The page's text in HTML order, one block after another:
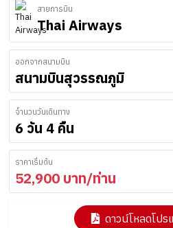
สายการบิน
Thai Airways
ออกจากสนามบิน
สนามบินสุวรรณภูมิ
จำนวนวันเดินทาง
6 วัน 4 คืน
ราคาเริ่มต้น
52,900 บาท/ท่าน
ดาวน์โหลดโปร